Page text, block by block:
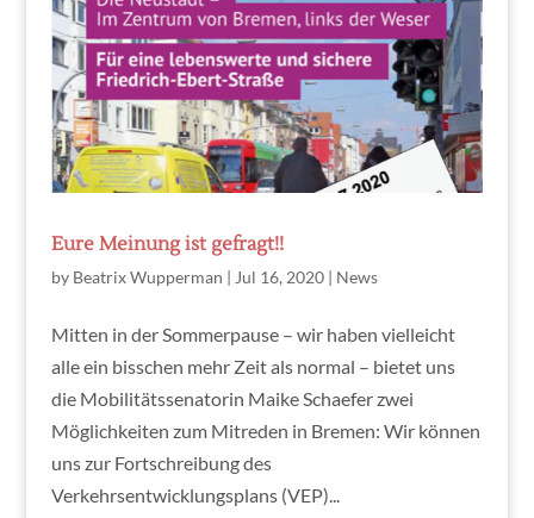
Eure Meinung ist gefragt!!
by Beatrix Wupperman Jul 16, 2020| News
Mitten in der Sommerpause – wir haben vielleicht
alle ein bisschen mehr Zeit als normal – bietet uns
die Mobilitätssenatorin Maike Schaefer zwei
Möglichkeiten zum Mitreden in Bremen: Wir können
uns zur Fortschreibung des
Verkehrsentwicklungsplans (VEP)...